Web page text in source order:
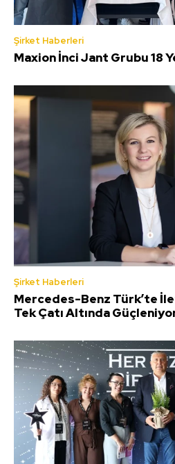
Şirket Haberleri
Maxion İnci Jant Grubu 18
Şirket Haberleri
Mercedes-Benz Türk’te
Tek Çatı Altında